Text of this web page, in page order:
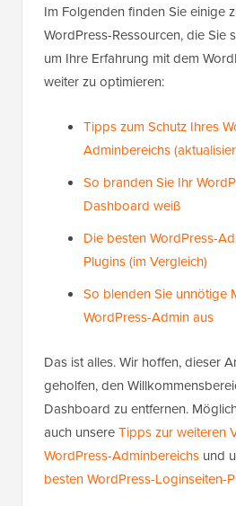
Im Folgenden finden Sie einige
WordPress-Ressourcen, die Sie
um Ihre Erfahrung mit dem
weiter zu optimieren:
Tipps zum Schutz Ihres
Adminbereichs
So branden Sie Ihr
Dashboard weiß
Die besten WordPress-
Plugins (im Vergleich)
So blenden Sie unnötige
WordPress-Admin aus
Das ist alles. Wir hoffen, dieser
geholfen, den
Dashboard zu entfernen.
auch unsereTipps zur weiteren
WordPress-Adminbereichs und
besten WordPress-Loginseiten-